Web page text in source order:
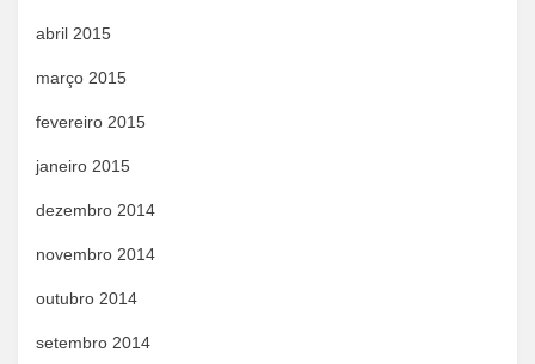
abril 2015
março 2015
fevereiro 2015
janeiro 2015
dezembro 2014
novembro 2014
outubro 2014
setembro 2014